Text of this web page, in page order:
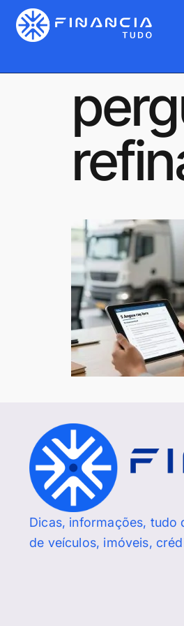
Dicas, informações, tudo
de veículos, imóveis,